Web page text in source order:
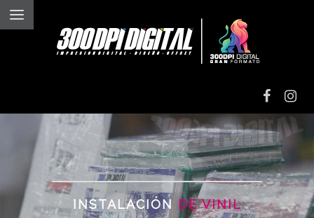
IMPRESIÓNDIGITAL
IMPRESIÓN ENALTO VOLUMEN
INSTALACIÓN DE VINIL